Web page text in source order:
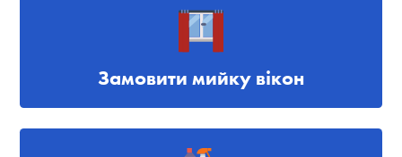
Замовити мийку вікон